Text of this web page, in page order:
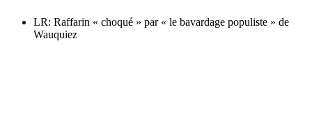
LR: Raffarin « choqué » par « le bavardage populiste » de
Wauquiez